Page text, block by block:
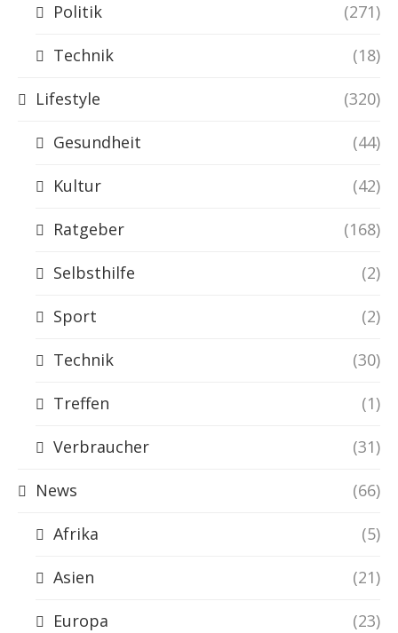
Politik (271)
Technik (18)
Lifestyle (320)
Gesundheit (44)
Kultur (42)
Ratgeber (168)
Selbsthilfe (2)
Sport (2)
Technik (30)
Treffen (1)
Verbraucher (31)
News (66)
Afrika (5)
Asien (21)
Europa (23)